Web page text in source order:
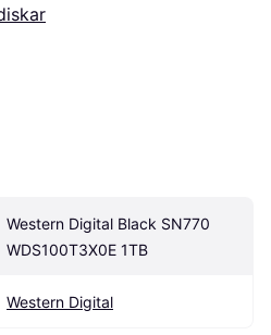
Western Digital Black SN770
WDS100T3X0E 1TB
Western Digital